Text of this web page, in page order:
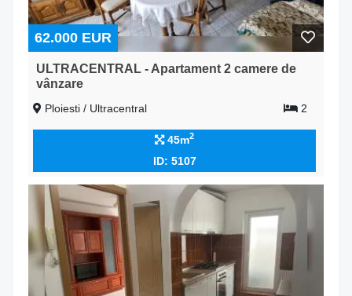
62.000 EUR
ULTRACENTRAL - Apartament 2 camere de
vânzare
Ploiesti / Ultracentral 2
45m2
ID: 5107